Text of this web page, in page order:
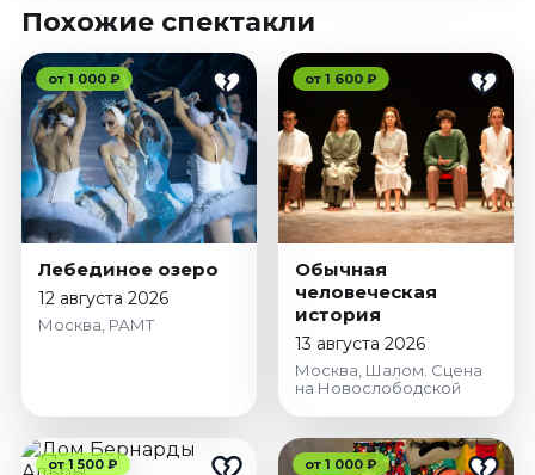
Похожие спектакли
от 1 000 ₽
Лебединое озеро
12 августа 2026
Москва, РАМТ
от 1 600 ₽
Обычная
человеческая
история
13 августа 2026
Москва, Шалом. Сцена
на Новослободской
от 1 500 ₽ от 1 000 ₽